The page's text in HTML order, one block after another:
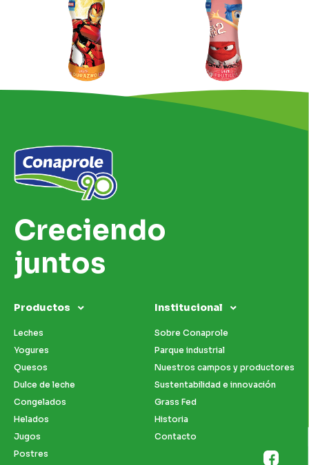
Creciendo
juntos
Productos
Leches
Yogures
Quesos
Dulce de leche
Congelados
Helados
Jugos
Postres
Institucional
Sobre Conaprole
Parque industrial
Nuestros campos y productores
Sustentabilidad e innovación
Grass Fed
Historia
Contacto